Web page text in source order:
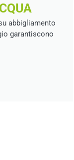
abbigliamento
garantiscono